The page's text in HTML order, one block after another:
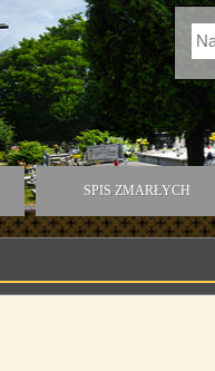
SPIS ZMARŁYCH